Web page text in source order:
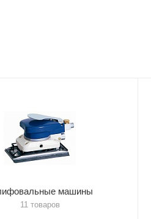
машины
11 товаров